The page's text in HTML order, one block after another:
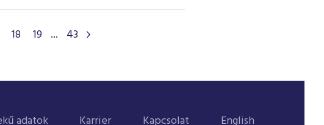
18 19 ... 43
adatok Karrier Kapcsolat English